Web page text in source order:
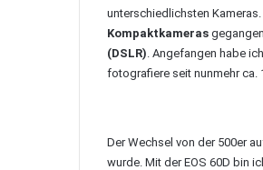
unterschiedlichsten
Kompaktkameras
(DSLR). Angefangen habe
fotografiere seit nunmehr ca.
Der Wechsel von der 500er
wurde. Mit derEOS 60D bin